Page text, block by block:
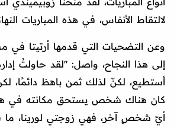
لالتقاط الأنفاس، في هذه المباريات
وعن التضحيات التي قدمها أرتيتا
إلى هذا النجاح، واصل: ''لقد حاولتُ
أستطيع، لكنّ لذلك ثمن باهظ دائمًا،
كان هناك شخص يستحق مكانته في
أيّ شخصٍ آخر، فهي زوجتي لورينا، ما